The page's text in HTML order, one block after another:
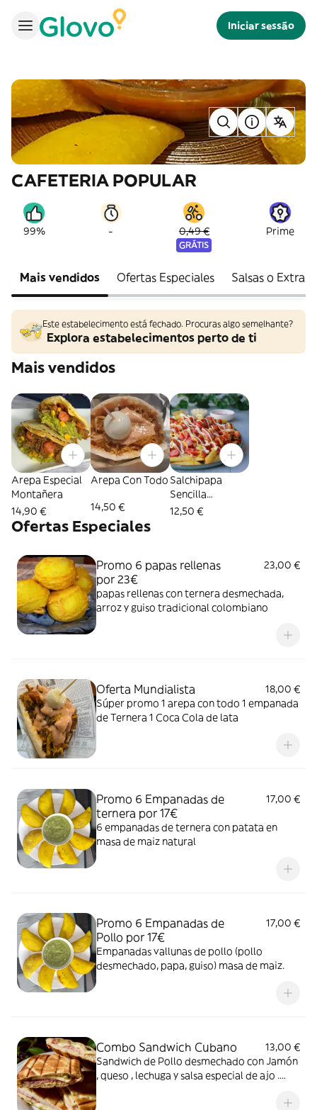
Iniciar sessão
CAFETERIA POPULAR
99% - 0,49 €
GRÁTIS
Prime
Mais vendidos Ofertas Especiales Salsas o Extras
Este estabelecimento está fechado. Procuras algo semelhante?
Explora estabelecimentos perto de ti
Mais vendidos
Arepa Especial
Montañera
14,90 €
Arepa Con Todo
14,50 €
Salchipapa
Sencilla
Personal
12,50 €
Ofertas Especiales
Promo 6 papas rellenas
por 23€
23,00 €
papas rellenas con ternera desmechada,
arroz y guiso tradicional colombiano
Oferta Mundialista
18,00 €
Súper promo 1 arepa con todo 1 empanada
de Ternera 1 Coca Cola de lata
Promo 6 Empanadas de
ternera por 17€
17,00 €
6 empanadas de ternera con patata en
masa de maiz natural
Promo 6 Empanadas de
Pollo por 17€
17,00 €
Empanadas vallunas de pollo (pollo
desmechado, papa, guiso) masa de maiz.
Combo Sandwich Cubano
13,00 €
Sandwich de Pollo desmechado con Jamón
, queso , lechuga y salsa especial de ajo .